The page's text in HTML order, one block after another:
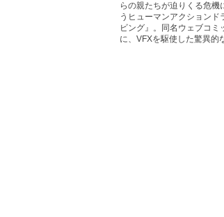
らの親たちが迫りくる危機
うヒューマンアクションド
ビング』。同名ウェブコミ
に、VFXを駆使した驚異的